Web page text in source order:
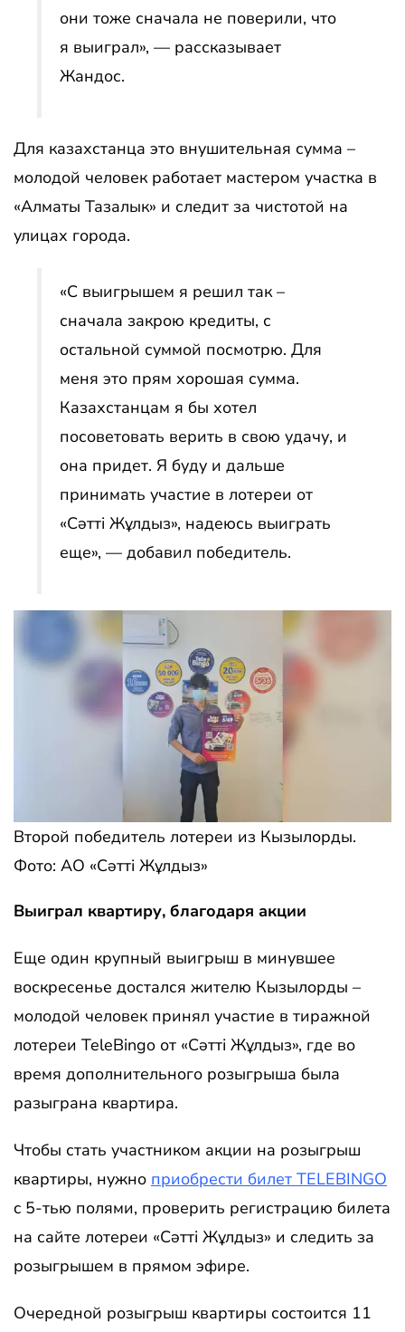
они тоже сначала не поверили, что
я выиграл», — рассказывает
Жандос.
Для казахстанца это внушительная сумма –
молодой человек работает мастером участка в
«Алматы Тазалык» и следит за чистотой на
улицах города.
«С выигрышем я решил так –
сначала закрою кредиты, с
остальной суммой посмотрю. Для
меня это прям хорошая сумма.
Казахстанцам я бы хотел
посоветовать верить в свою удачу, и
она придет. Я буду и дальше
принимать участие в лотереи от
«Сәтті Жұлдыз», надеюсь выиграть
еще», — добавил победитель.
Второй победитель лотереи из Кызылорды.
Фото: АО «Сәтті Жұлдыз»
Выиграл квартиру, благодаря акции
Еще один крупный выигрыш в минувшее
воскресенье достался жителю Кызылорды –
молодой человек принял участие в тиражной
лотереи TeleBingo от «Сәтті Жұлдыз», где во
время дополнительного розыгрыша была
разыграна квартира.
Чтобы стать участником акции на розыгрыш
квартиры, нужно приобрести билет TELEBINGO
c 5-тью полями, проверить регистрацию билета
на сайте лотереи «Сәтті Жұлдыз» и следить за
розыгрышем в прямом эфире.
Очередной розыгрыш квартиры состоится 11